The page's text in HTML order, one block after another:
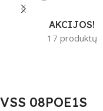
AKCIJOS!
17 produktų
VSS 08POE1S